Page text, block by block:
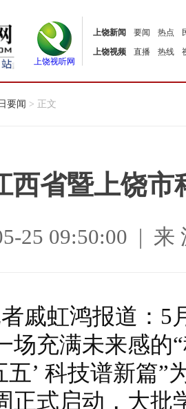
上饶视听网
上饶新闻 要闻 热点
上饶视频
直播 热线
要闻 > 正文
西省暨上饶
25 09:50:00 |
戚虹鸿报道：5
场充满未来感的
五’ 科技谱新篇
正式启动，大批